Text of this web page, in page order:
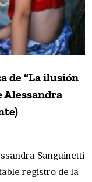
de “La ilusión
Alessandra
Sanguinetti
registro de la